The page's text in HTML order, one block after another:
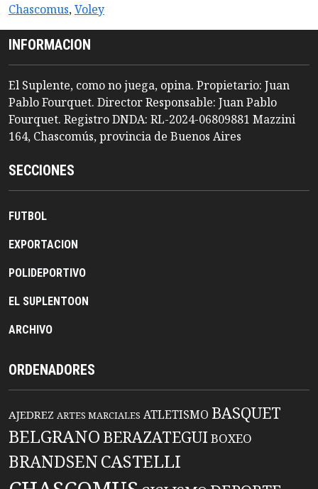
Chascomus,Voley
INFORMACION
El Suplente, como no juega, opina. Propietario: Juan
Pablo Fourquet. Director Responsable: Juan Pablo
Fourquet. Registro DNDA: RL-2024-06809881 Mazzini
164, Chascomús, provincia de Buenos Aires
SECCIONES
FUTBOL
EXPORTACION
POLIDEPORTIVO
EL SUPLENTOON
ARCHIVO
ORDENADORES
AJEDREZ ARTES MARCIALES ATLETISMO BASQUET
BELGRANO BERAZATEGUIBOXEO
BRANDSENCASTELLI